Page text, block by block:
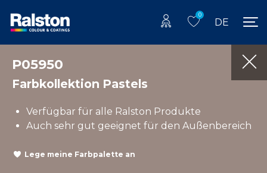
0
DE
P05950
Farbkollektion Pastels
Verfügbar für alle Ralston Produkte
Auch sehr gut geeignet für den Außenbereich
Lege meine Farbpalette an